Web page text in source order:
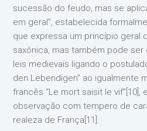
sucessão do feudo, mas se
em geral”, estabelecida
que expressa um princípio geral
saxônica, mas também pode
leis medievais ligando o
den Lebendigen” ao igualmente
francês “Le mort saisit le
observação com tempero de
realeza de França[11].